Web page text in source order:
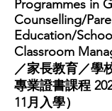
Programmes in
Counselling/
Education/
Classroom
／家長教育／學
專業證書課程
11月入學）